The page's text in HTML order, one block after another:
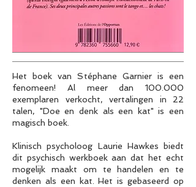
Het boek van Stéphane Garnier is een
fenomeen! Al meer dan 100.000
exemplaren verkocht, vertalingen in 22
talen, "Doe en denk als een kat" is een
magisch boek.
Klinisch psycholoog Laurie Hawkes biedt
dit psychisch werkboek aan dat het echt
mogelijk maakt om te handelen en te
denken als een kat. Het is gebaseerd op